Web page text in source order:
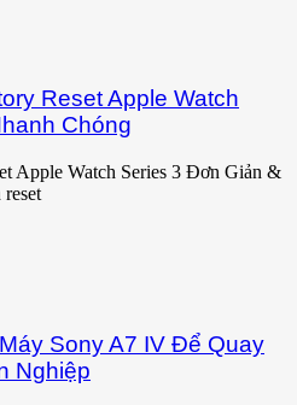
Reset Apple Watch
Chóng
Apple Watch Series 3 Đơn Giản &
Sony A7 IV Để Quay
Nghiệp